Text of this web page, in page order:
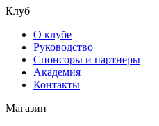
Клуб
О клубе
Руководство
Спонсоры и партнеры
Академия
Контакты
Магазин